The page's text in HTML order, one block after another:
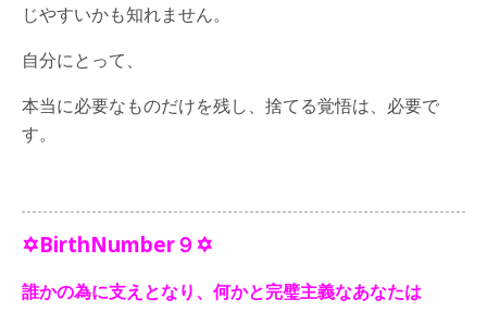
じやすいかも知れません。
自分にとって、
本当に必要なものだけを残し、捨てる覚悟は、必要で
す。
✡BirthNumber９✡
誰かの為に支えとなり、何かと完璧主義なあなたは